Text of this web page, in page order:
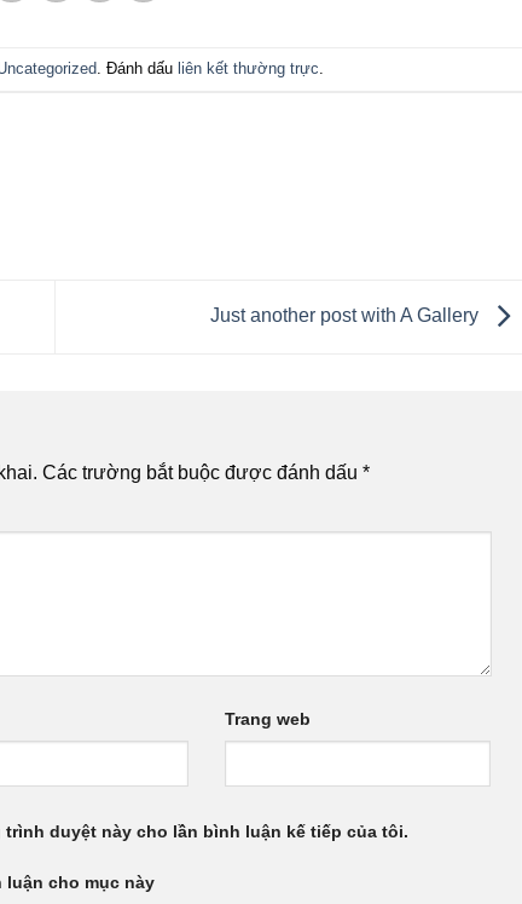
. Đánh dấu liên kết thường trực
Just another post with A Gallery
Các trường bắt buộc được đánh dấu *
Trang web
duyệt này cho lần bình luận kế tiếp của tôi.
cho mục này